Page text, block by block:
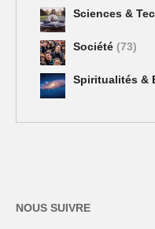
Sciences &
Société (73)
Spiritualités &
NOUS SUIVRE